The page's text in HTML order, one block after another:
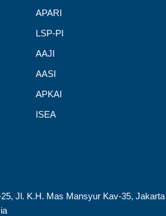
APARI
LSP-PI
AAJI
AASI
APKAI
ISEA
Jl. K.H. Mas Mansyur Kav-35, Jakarta